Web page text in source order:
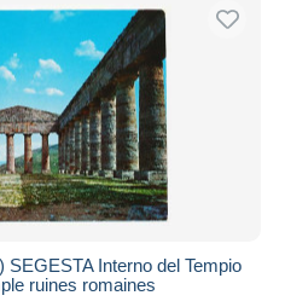
Interno del Tempio
ruines romaines